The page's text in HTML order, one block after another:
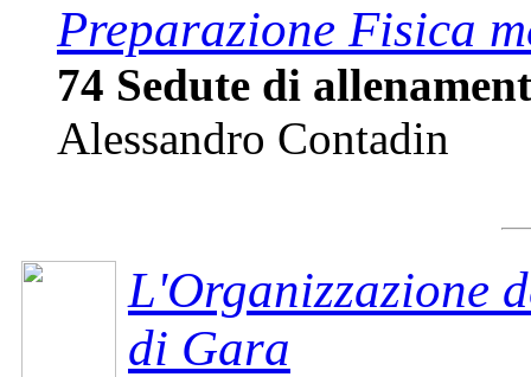
Preparazione Fisica
74 Sedute di
Alessandro Contadin
L'Organizzazione
di Gara